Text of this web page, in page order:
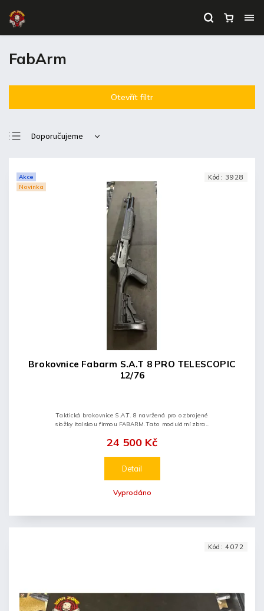
FabArm
Otevřít filtr
Doporučujeme
Nejdražší
Nejprodávanější
Akce
Novinka
Brokovnice Fabarm S.A.T 8 PRO TELESCOPIC
12/76
Vyprodáno
24 500 Kč
Detail
Taktická brokovnice S.A.T. 8 navržená pro ozbrojené
složky italskou firmou FABARM. Tato modulární zbraň
úsťovou brzdou, lišty...
Kód: 3928
Kód: 4072